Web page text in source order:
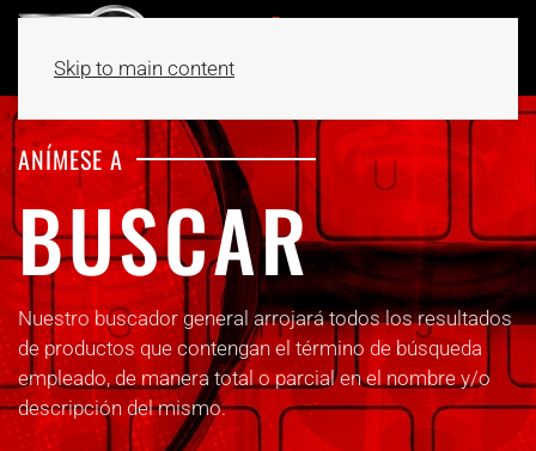
Skip to main content
ANÍMESE A
BUSCAR
Nuestro buscador general arrojará todos los resultados
de productos que contengan el término de búsqueda
empleado, de manera total o parcial en el nombre y/o
descripción del mismo.